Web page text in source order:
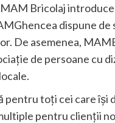
Bricolaj
dispune de
De asemenea,
de persoane cu
toți cei care își
pentru clienții